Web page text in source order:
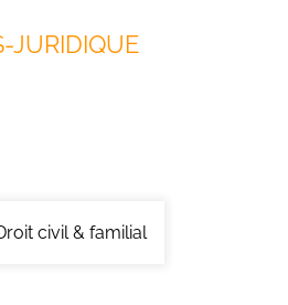
JURIDIQUE
civil & familial